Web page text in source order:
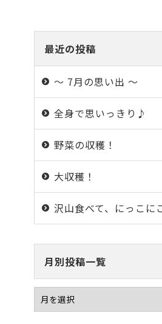
最近の投稿
～ 7月の思い出 ～
全身で思いっきり♪
野菜の収穫！
大収穫！
沢山食べて、にっこに
月別投稿一覧